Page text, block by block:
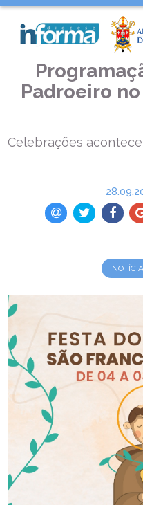
PROGRAMAÇÃO DE FESTA
Padroeiro
Celebrações